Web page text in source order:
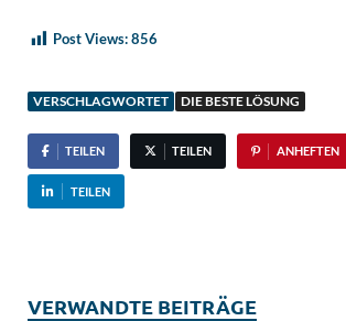
Post Views:856
VERSCHLAGWORTET DIE BESTE LÖSUNG
TEILEN TEILEN ANHEFTEN
TEILEN
VERWANDTE BEITRÄGE